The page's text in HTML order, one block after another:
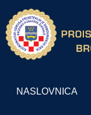
NASLOVNICA